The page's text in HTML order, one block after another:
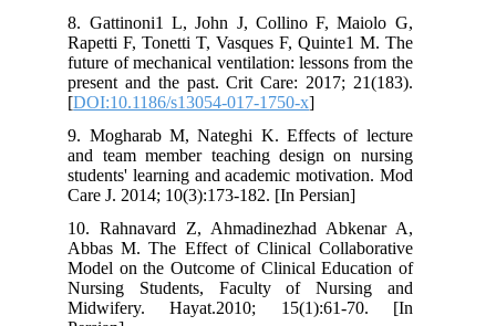
8. Gattinoni1 L, John J, Collino F, Maiolo G,
Rapetti F, Tonetti T, Vasques F, Quinte1 M. The
future of mechanical ventilation: lessons from the
present and the past. Crit Care: 2017; 21(183).
[DOI:10.1186/s13054-017-1750-x
9. Mogharab M, Nateghi K. Effects of lecture
and team member teaching design on nursing
students' learning and academic motivation. Mod
Care J. 2014; 10(3):173-182. [In Persian]
10. Rahnavard Z, Ahmadinezhad Abkenar A,
Abbas M. The Effect of Clinical Collaborative
Model on the Outcome of Clinical Education of
Nursing Students, Faculty of Nursing and
Midwifery. Hayat.2010; 15(1):61-70. [In